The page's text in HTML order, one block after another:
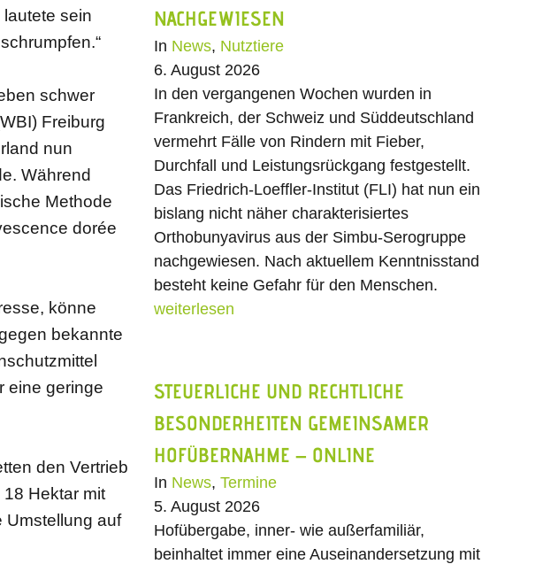
sein
schwer
Freiburg
nun
Während
Methode
dorée
könne
bekannte
eine geringe
den Vertrieb
Hektar mit
Umstellung auf
NACHGEWIESEN
In News, Nutztiere
6. August 2026
In den vergangenen Wochen wurden in
Frankreich, der Schweiz und Süddeutschland
vermehrt Fälle von Rindern mit Fieber,
Durchfall und Leistungsrückgang festgestellt.
Das Friedrich-Loeffler-Institut (FLI) hat nun ein
bislang nicht näher charakterisiertes
Orthobunyavirus aus der Simbu-Serogruppe
nachgewiesen. Nach aktuellem Kenntnisstand
besteht keine Gefahr für den Menschen.
weiterlesen
STEUERLICHE UND RECHTLICHE
BESONDERHEITEN GEMEINSAMER
HOFÜBERNAHME – ONLINE
In News, Termine
5. August 2026
Hofübergabe, inner- wie außerfamiliär,
beinhaltet immer eine Auseinandersetzung mit